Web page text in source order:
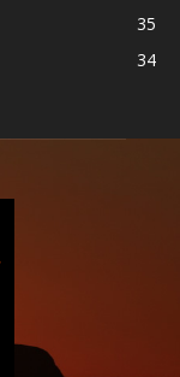
35
34